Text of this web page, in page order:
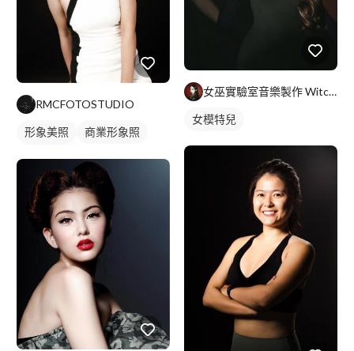
RMCFOTOSTUDIO
形象美照
商業形象照
女巫實驗室音樂製作 Witch Lab Music
女模特兒